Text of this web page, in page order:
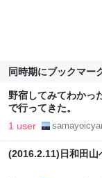
同時期にブックマー
野宿してみてわかっ
で行ってきた。
1 user
(2016.2.11)日和田山